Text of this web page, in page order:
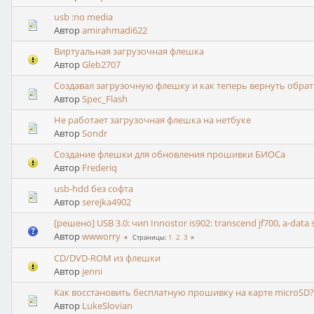
usb :no media
Авторamirahmadi622
Виртуальная загрузочная флешка
АвторGleb2707
Создавал загрузочную флешку и как теперь вернуть
АвторSpec_Flash
Не работает загрузочная флешка на нетбуке
АвторSondr
Создание флешки для обновления прошивки БИОСа
Автор Frederiq
usb-hdd без софта
Авторserejka4902
[решено] USB 3.0: чип Innostor is902: transcend jf700, a-data
Авторwwworry Страницы 1 2 3
CD/DVD-ROM из флешки
Автор jenni
Как восстановить бесплатную прошивку на карте microSD?
Автор LukeSlovian